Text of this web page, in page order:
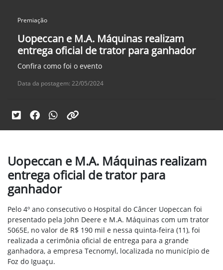
Premiação
Uopeccan e M.A. Máquinas realizam
entrega oficial de trator para ganhador
Confira como foi o evento
Data da postagem: 22/05/2024
Uopeccan e M.A. Máquinas realizam
entrega oficial de trator para
ganhador
Pelo 4º ano consecutivo o Hospital do Câncer Uopeccan foi
presentado pela John Deere e M.A. Máquinas com um trator
5065E, no valor de R$ 190 mil e nessa quinta-feira (11), foi
realizada a cerimônia oficial de entrega para a grande
ganhadora, a empresa Tecnomyl, localizada no município de
Foz do Iguaçu.